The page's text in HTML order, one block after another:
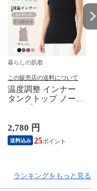
暮らしの肌着
この販売店の送料について
温度調整 インナー
タンクトップ ノース
リーブ レディース
オフホワイト/ブラウ
ン/ブラック/チャコ
ールグレー/ピンク
2,780 円
送料込み 25
ランキングをもっと見る